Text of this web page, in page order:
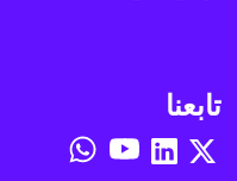
تابعنا